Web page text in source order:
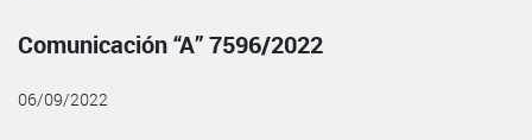
Comunicación “A” 7596/2022
06/09/2022